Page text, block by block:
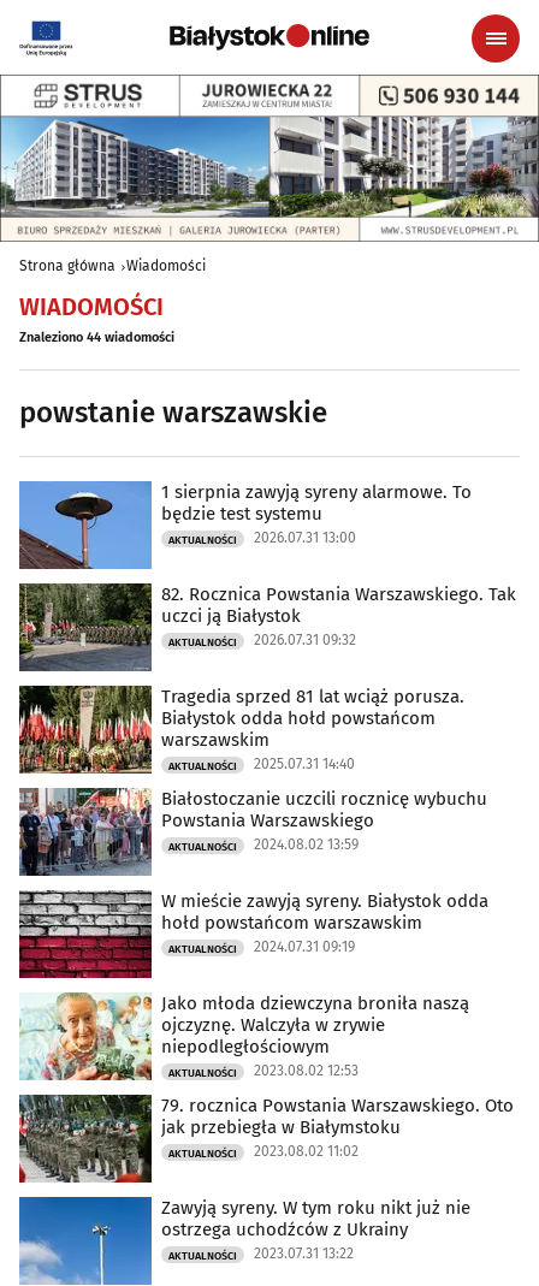
Strona główna Wiadomości
WIADOMOŚCI
Znaleziono 44 wiadomości
powstanie warszawskie
1 sierpnia zawyją syreny alarmowe. To
będzie test systemu
AKTUALNOŚCI 2026.07.31 13:00
82. Rocznica Powstania Warszawskiego. Tak
uczci ją Białystok
AKTUALNOŚCI 2026.07.31 09:32
Tragedia sprzed 81 lat wciąż porusza.
Białystok odda hołd powstańcom
warszawskim
AKTUALNOŚCI 2025.07.31 14:40
Białostoczanie uczcili rocznicę wybuchu
Powstania Warszawskiego
AKTUALNOŚCI 2024.08.02 13:59
W mieście zawyją syreny. Białystok odda
hołd powstańcom warszawskim
AKTUALNOŚCI 2024.07.31 09:19
Jako młoda dziewczyna broniła naszą
ojczyznę. Walczyła w zrywie
niepodległościowym
AKTUALNOŚCI 2023.08.02 12:53
79. rocznica Powstania Warszawskiego. Oto
jak przebiegła w Białymstoku
AKTUALNOŚCI 2023.08.02 11:02
Zawyją syreny. W tym roku nikt już nie
ostrzega uchodźców z Ukrainy
AKTUALNOŚCI 2023.07.31 13:22